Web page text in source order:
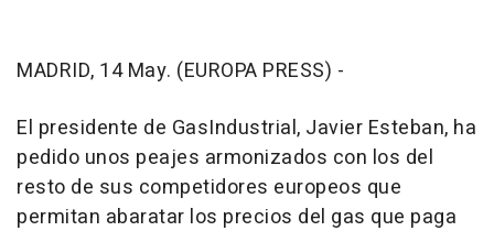
MADRID, 14 May. (EUROPA PRESS) -
El presidente de GasIndustrial, Javier Esteban, ha
pedido unos peajes armonizados con los del
resto de sus competidores europeos que
permitan abaratar los precios del gas que paga